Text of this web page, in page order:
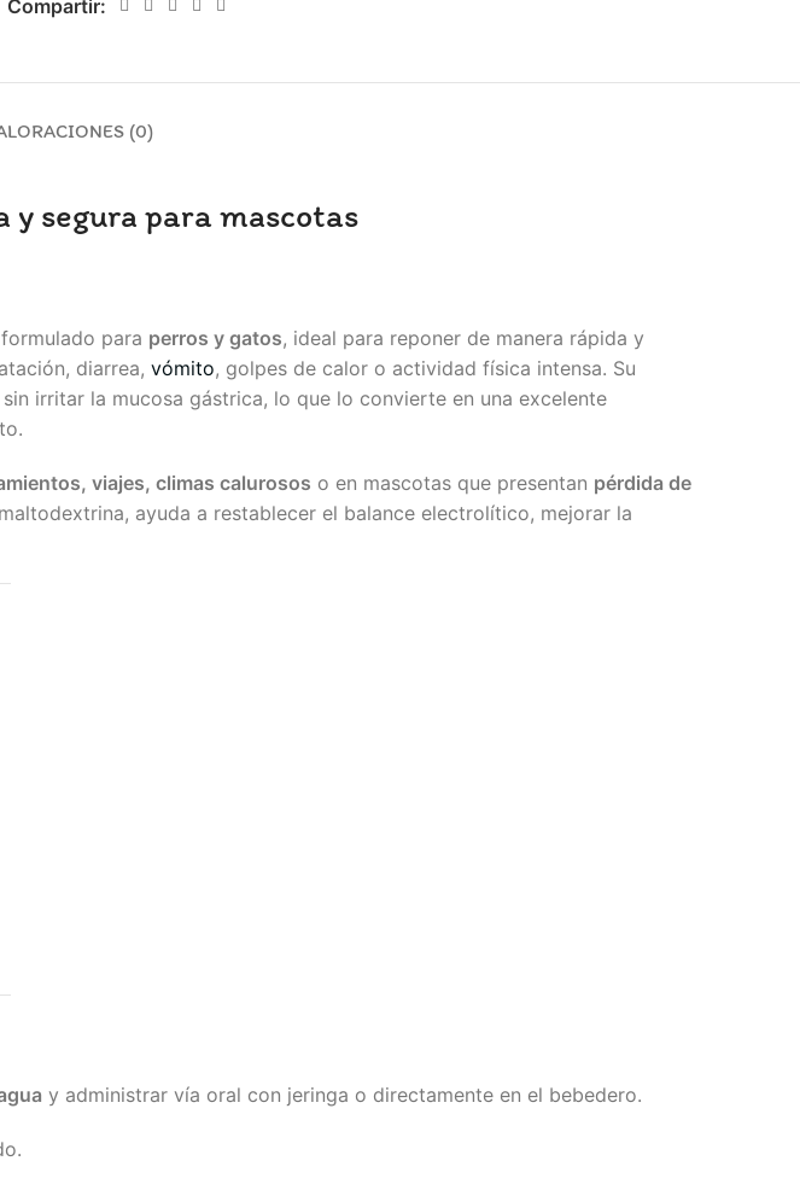
Compartir:
(0)
segura para mascotas
para perros y gatos, ideal para reponer de manera rápida y
diarrea, vómito, golpes de calor o actividad física intensa. Su
sin irritar la mucosa gástrica, lo que lo convierte en una excelente
viajes, climas calurosos o en mascotas que presentan pérdida de
ayuda a restablecer el balance electrolítico, mejorar la
y administrar vía oral con jeringa o directamente en el bebedero.